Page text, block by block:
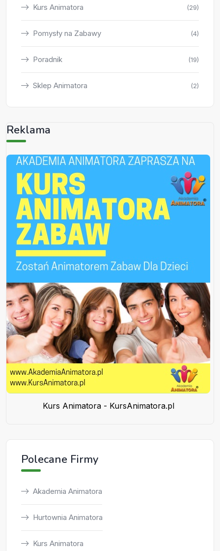
Kurs Animatora (29)
Pomysły na Zabawy (4)
Poradnik (19)
Sklep Animatora (2)
Reklama
Kurs Animatora - KursAnimatora.pl
Polecane Firmy
Akademia Animatora
Hurtownia Animatora
Kurs Animatora